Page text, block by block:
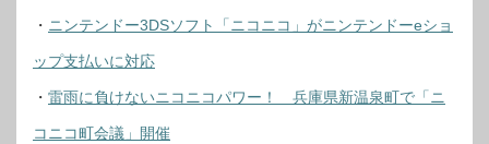
・ ニンテンドー3DSソフト「ニコニコ」がニンテンドーeショ
ップ支払いに対応
・ 雷雨に負けないニコニコパワー！ 兵庫県新温泉町で「ニ
コニコ町会議」開催